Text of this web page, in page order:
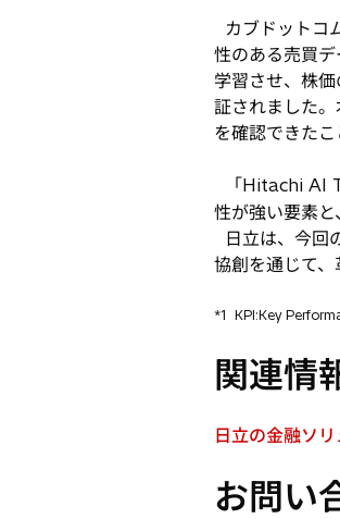
カブドットコ
性のある売買
学習させ、株
証されました
を確認できた
「Hitachi AI
性が強い要素と
日立は、今回
協創を通じて、
*1 KPI:Key
関連情
日立の金融ソ
新
い
お問い